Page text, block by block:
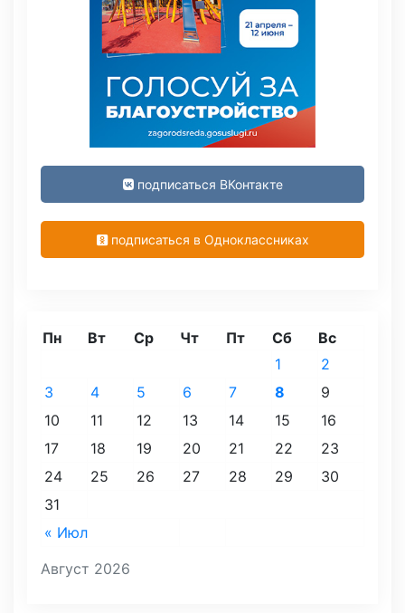
подписаться ВКонтакте
подписаться в Одноклассниках
Август 2026
Пн Вт Ср Чт Пт Сб Вс
« Июл
1
2
3
4 5 6 7 8
9
10
11 12 13 14 15
16
17
18 19 20 21 22
23
24
25 26 27 28 29
30
31